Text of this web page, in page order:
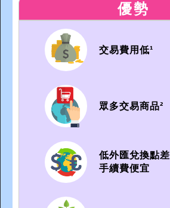
優勢
交易費用低¹
眾多交易商品²
低外匯兌換點差
手續費便宜